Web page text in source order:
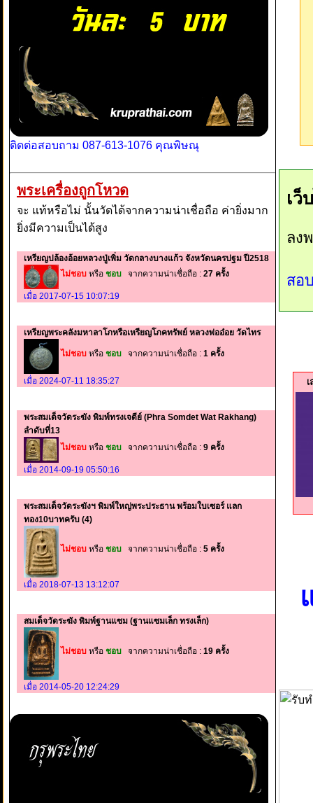
ติดต่อสอบถาม 087-613-1076 คุณพิษณุ
พระเครื่องถูกโหวด
จะ แท้หรือไม่ นั้นวัดได้จากความน่าเชื่อถือ ค่ายิ่งมาก
ยิ่งมีความเป็นได้สูง
เหรียญปล้องอ้อยหลวงปู่เพิ่ม วัดกลางบางแก้ว จังหวัดนครปฐม ปี2518
ไม่ชอบ หรือ ชอบ จากความน่าเชื่อถือ : 27 ครั้ง
เมื่อ 2017-07-15 10:07:19
เหรียญพระคลังมหาลาโภหรือเหรียญโภคทรัพย์ หลวงพ่ออ๋อย วัดไทร
ไม่ชอบ หรือ ชอบ จากความน่าเชื่อถือ : 1 ครั้ง
เมื่อ 2024-07-11 18:35:27
พระสมเด็จวัดระฆัง พิมพ์ทรงเจดีย์ (Phra Somdet Wat Rakhang)
ลำดับที่13
ไม่ชอบ หรือ ชอบ จากความน่าเชื่อถือ : 9 ครั้ง
เมื่อ 2014-09-19 05:50:16
พระสมเด็จวัดระฆังฯ พิมพ์ใหญ่พระประธาน พร้อมใบเซอร์ แลก
ทอง10บาทครับ (4)
ไม่ชอบ หรือ ชอบ จากความน่าเชื่อถือ : 5 ครั้ง
เมื่อ 2018-07-13 13:12:07
สมเด็จวัดระฆัง พิมพ์ฐานแซม (ฐานแซมเล็ก ทรงเล็ก)
ไม่ชอบ หรือ ชอบ จากความน่าเชื่อถือ : 19 ครั้ง
เมื่อ 2014-05-20 12:24:29
เว็
ลง
สอ